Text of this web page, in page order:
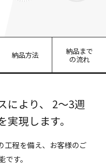
納品方法
納品まで
の流れ
より、
2～3週
現します。
工程を備え、お客様のご
す。